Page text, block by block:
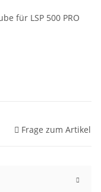
für LSP 500 PRO
Frage zum Artikel